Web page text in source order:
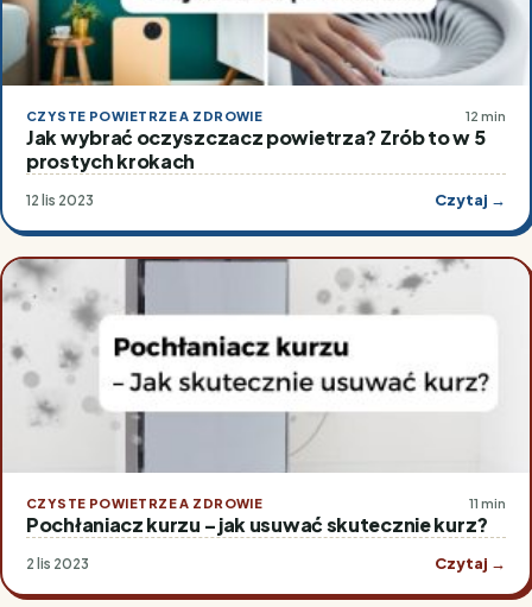
CZYSTE POWIETRZE A ZDROWIE 12 min
Jak wybrać oczyszczacz powietrza? Zrób to w 5
prostych krokach
12 lis 2023 Czytaj →
CZYSTE POWIETRZE A ZDROWIE 11 min
Pochłaniacz kurzu – jak usuwać skutecznie kurz?
2 lis 2023 Czytaj →